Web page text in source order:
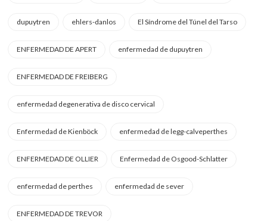
dupuytren ehlers-danlos El Síndrome del Túnel del Tarso
ENFERMEDAD DE APERT enfermedad de dupuytren
ENFERMEDAD DE FREIBERG
enfermedad degenerativa de disco cervical
Enfermedad de Kienböck enfermedad de legg-calveperthes
ENFERMEDAD DE OLLIER Enfermedad de Osgood-Schlatter
enfermedad de perthes enfermedad de sever
ENFERMEDAD DE TREVOR